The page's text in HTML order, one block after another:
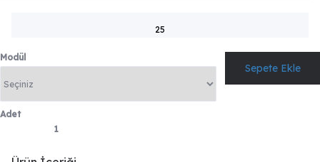
25
Modül
Adet